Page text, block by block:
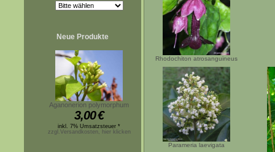
Neue Produkte
Aganonerion polymorphum
3,00€
inkl. 7% Umsatzsteuer *
zzgl.Versandkosten, hier klicken
Rhodochiton atrosanguineus
Parameria laevigata